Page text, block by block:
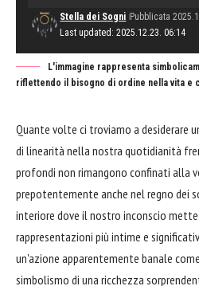
Last updated: 2025.12.23. 06:14
Stella dei Sogni Pubblicata
L'immagine rappresenta
riflettendo il bisogno di ordine nella vita e
Quante volte ci troviamo a desiderare
di linearità nella nostra quotidianità
profondi non rimangono confinati alla
prepotentemente anche nel regno dei
interiore dove il nostro inconscio mette
rappresentazioni più intime e
un'azione apparentemente banale
simbolismo di una ricchezza